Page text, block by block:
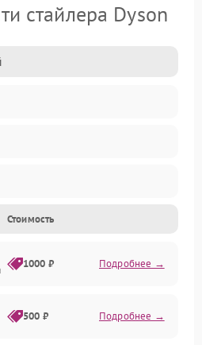
стайлера Dyson
Стоимость
1000 ₽ Подробнее →
500 ₽ Подробнее →